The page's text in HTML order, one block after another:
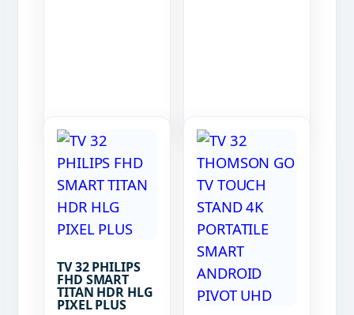
TV 32 PHILIPS
FHD SMART
TITAN HDR HLG
PIXEL PLUS